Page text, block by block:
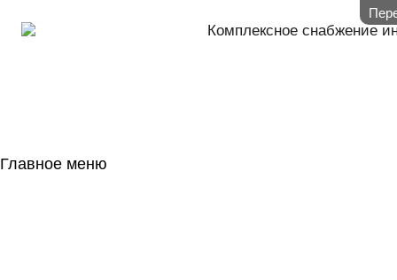
Комплексное снабжение
Главное меню